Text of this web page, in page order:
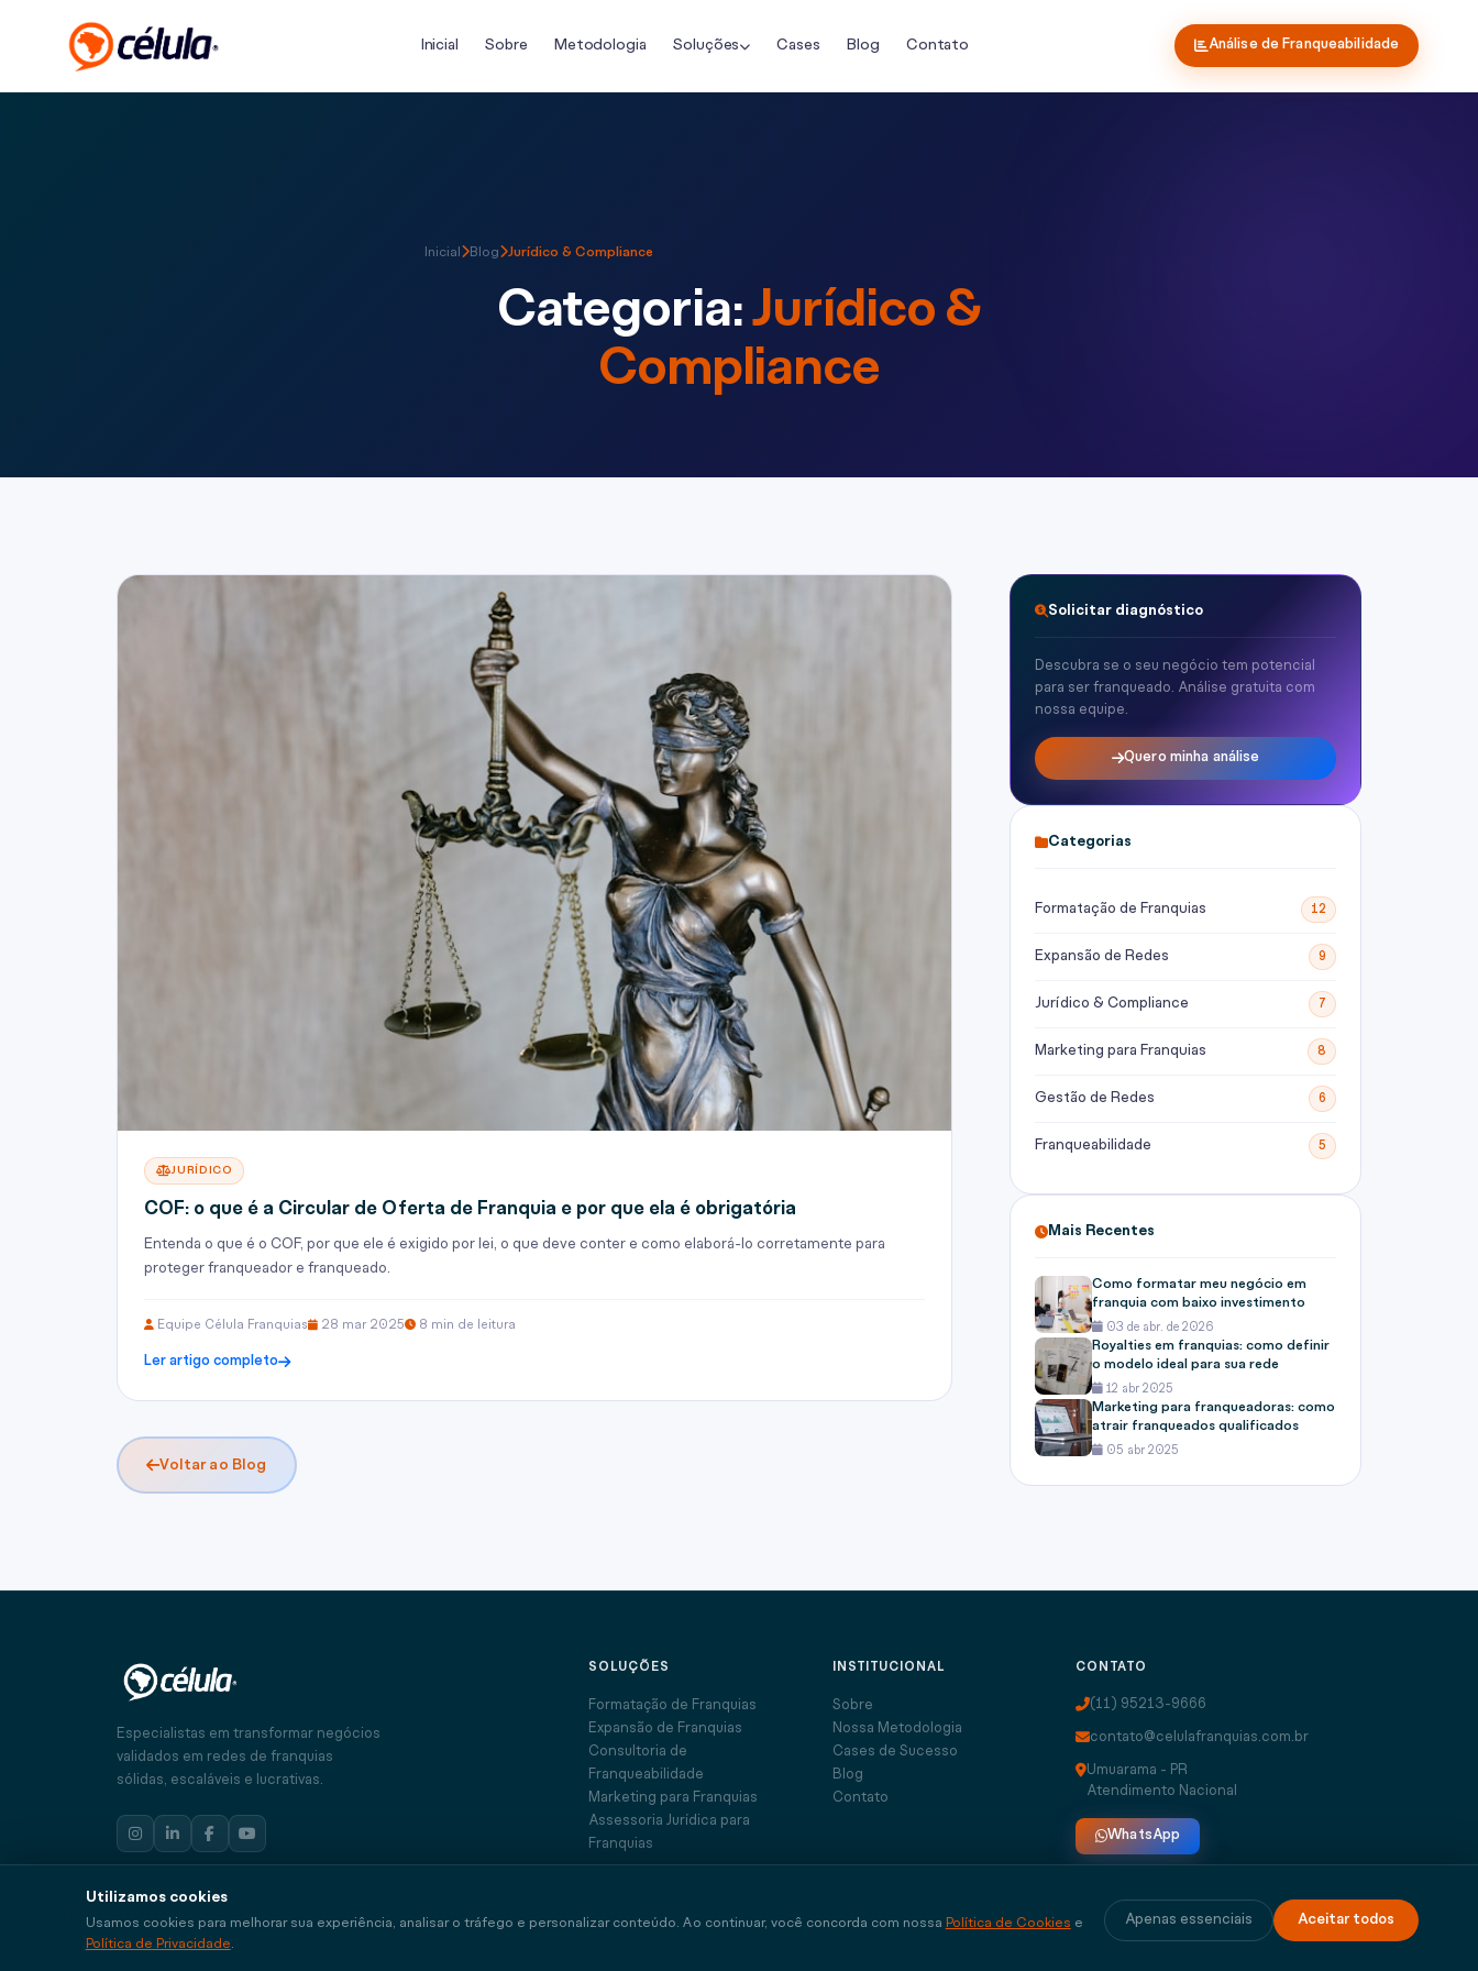
Inicial Sobre Metodologia Soluções Cases Blog Contato Análise de Franqueabilidade
Inicial Blog Jurídico & Compliance
Categoria: Jurídico &
Compliance
JURÍDICO
COF: o que é a Circular de Oferta de Franquia e por que ela é obrigatória
Entenda o que é o COF, por que ele é exigido por lei, o que deve conter e como elaborá-lo corretamente para
proteger franqueador e franqueado.
Equipe Célula Franquias 28 mar 2025 8 min de leitura
Ler artigo completo
Voltar ao Blog
Solicitar diagnóstico
Descubra se o seu negócio tem potencial
para ser franqueado. Análise gratuita com
nossa equipe.
Quero minha análise
Categorias
Formatação de Franquias 12
Expansão de Redes 9
Jurídico & Compliance 7
Marketing para Franquias 8
Gestão de Redes 6
Franqueabilidade 5
Mais Recentes
Como formatar meu negócio em
franquia com baixo investimento
03 de abr. de 2026
Royalties em franquias: como definir
o modelo ideal para sua rede
12 abr 2025
Marketing para franqueadoras: como
atrair franqueados qualificados
05 abr 2025
Especialistas em transformar negócios
validados em redes de franquias
sólidas, escaláveis e lucrativas.
SOLUÇÕES
Formatação de Franquias
Expansão de Franquias
Consultoria de
Franqueabilidade
Marketing para Franquias
Assessoria Jurídica para
Franquias
INSTITUCIONAL
Sobre
Nossa Metodologia
Cases de Sucesso
Blog
Contato
CONTATO
(11) 95213-9666
contato@celulafranquias.com.br
Umuarama - PR
Atendimento Nacional
WhatsApp
© 2026 Célula Franquias · CNPJ 43.056.149/0001-03 Privacidade CookiesTermos de Uso
Utilizamos cookies
Usamos cookies para melhorar sua experiência, analisar o tráfego e personalizar conteúdo. Ao continuar, você concorda com nossa Política de Cookies e
Política de Privacidade.
Apenas essenciais Aceitar todos